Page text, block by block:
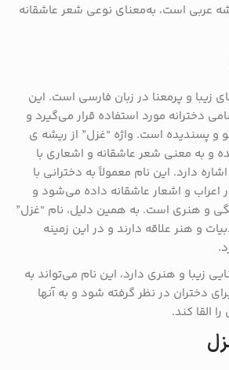
عربی است، به‌معنای نوعی شعر عاشقانه
زیبا و پرمعنا در زبان فارسی است. این
دخترانه مورد استفاده قرار می‌گیرد و
و پسندیده است. واژه “غزل” از ریشه ‌ی
و به معنی شعر عاشقانه و اشعاری با
دارد. این نام معمولاً به دخترانی با
و اشعار عاشقانه داده می‌شود و
و هنری است. به همین دلیل، نام “غزل”
و هنر علاقه دارند و در این زمینه
زیبا و هنری دارد، این نام می‌تواند به
دختران در نظر گرفته شود و به آنها
القا کند.